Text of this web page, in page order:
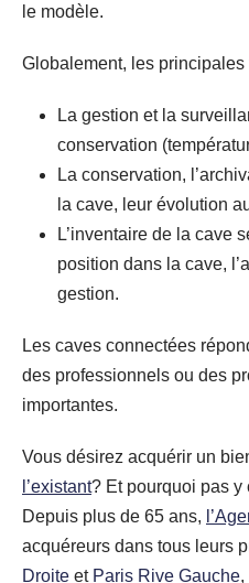
le modèle.
Globalement, les
La gestion et la
conservation
La conservation,
la cave, leur évolution
L’inventaire de la cave
position dans la cave,
gestion.
Les caves connectées
des professionnels ou des
importantes.
Vous désirez acquérir un
l’existant? Et pourquoi pas y
Depuis plus de 65 ans,
acquéreurs dans tous leurs
Droite et Paris Rive Gauche,